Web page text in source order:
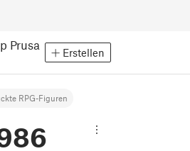
Prusa
Erstellen
RPG-Figuren